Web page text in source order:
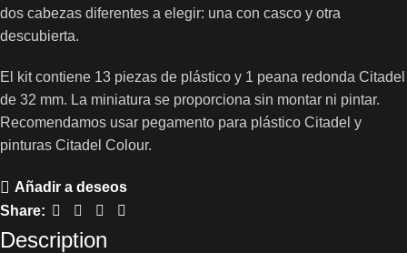
dos cabezas diferentes a elegir: una con casco y otra
descubierta.
El kit contiene 13 piezas de plástico y 1 peana redonda Citadel
de 32 mm. La miniatura se proporciona sin montar ni pintar.
Recomendamos usar pegamento para plástico Citadel y
pinturas Citadel Colour.
Añadir a deseos
Share:
Description